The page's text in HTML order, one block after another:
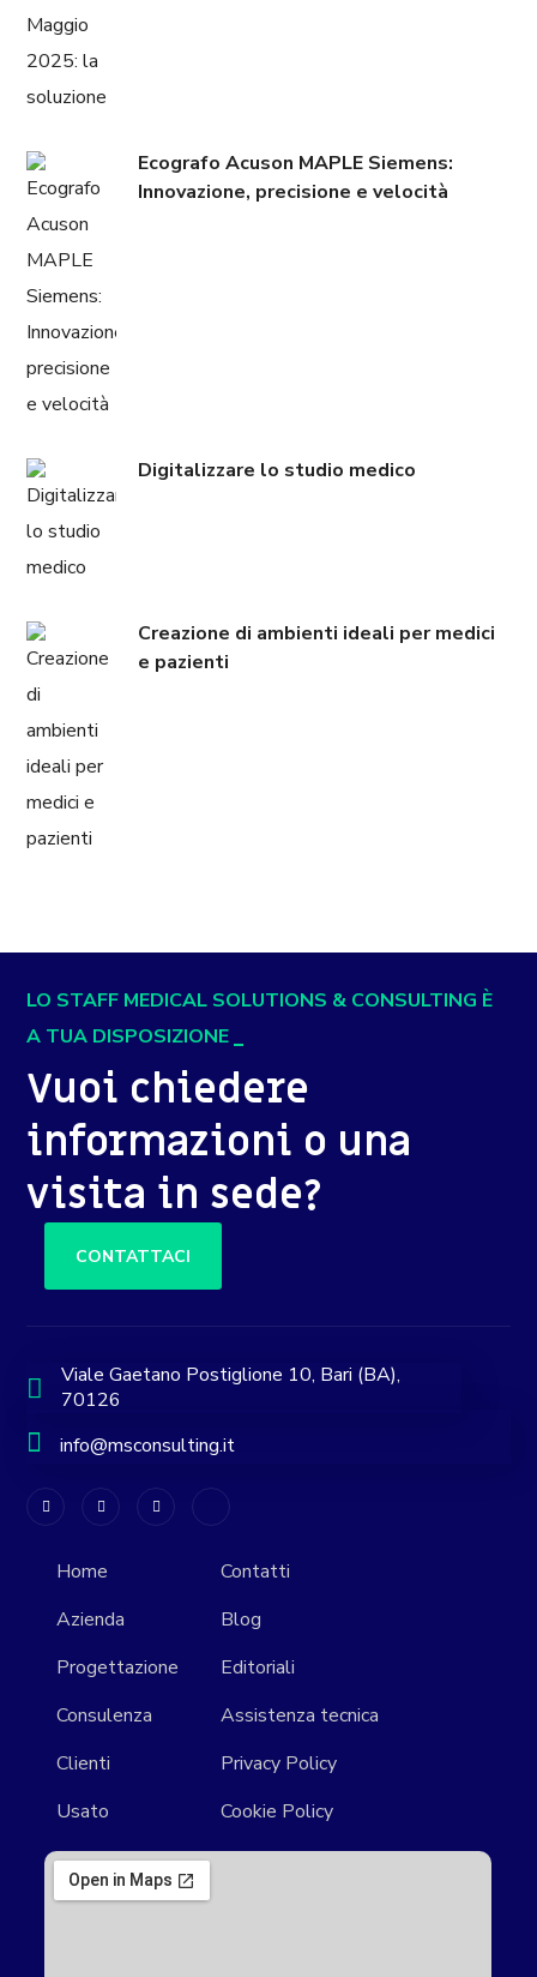
Ecografo Acuson MAPLE Siemens:
Innovazione, precisione e velocità
Digitalizzare lo studio medico
Creazione di ambienti ideali per medici
e pazienti
LO STAFF MEDICAL SOLUTIONS & CONSULTING È
A TUA DISPOSIZIONE
Vuoi chiedere
informazioni o una
visita in sede?
CONTATTACI
Viale Gaetano Postiglione 10, Bari (BA),
70126
info@msconsulting.it
Home
Azienda
Progettazione
Consulenza
Clienti
Usato
Contatti
Blog
Editoriali
Assistenza tecnica
Privacy Policy
Cookie Policy